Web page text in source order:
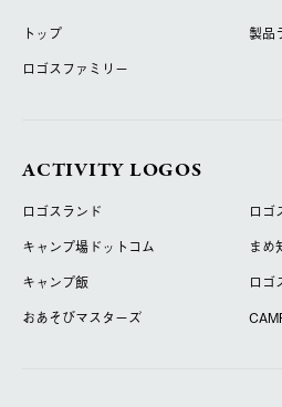
トップ
製品
ロゴスファミリー
ACTIVITY LOGOS
ロゴスランド
ロゴ
キャンプ場ドットコム
まめ
キャンプ飯
ロゴ
おあそびマスターズ